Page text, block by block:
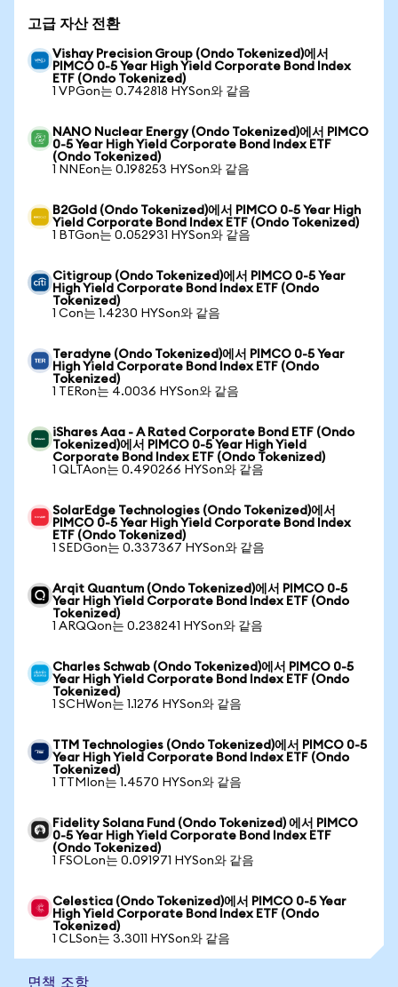
고급 자산 전환
Vishay Precision Group (Ondo Tokenized)에서
PIMCO 0-5 Year High Yield Corporate Bond Index
ETF (Ondo Tokenized)
1 VPGon는 0.742818 HYSon와 같음
NANO Nuclear Energy (Ondo Tokenized)에서 PIMCO
0-5 Year High Yield Corporate Bond Index ETF
(Ondo Tokenized)
1 NNEon는 0.198253 HYSon와 같음
B2Gold (Ondo Tokenized)에서 PIMCO 0-5 Year High
Yield Corporate Bond Index ETF (Ondo Tokenized)
1 BTGon는 0.052931 HYSon와 같음
Citigroup (Ondo Tokenized)에서 PIMCO 0-5 Year
High Yield Corporate Bond Index ETF (Ondo
Tokenized)
1 Con는 1.4230 HYSon와 같음
Teradyne (Ondo Tokenized)에서 PIMCO 0-5 Year
High Yield Corporate Bond Index ETF (Ondo
Tokenized)
1 TERon는 4.0036 HYSon와 같음
iShares Aaa - A Rated Corporate Bond ETF (Ondo
Tokenized)에서 PIMCO 0-5 Year High Yield
Corporate Bond Index ETF (Ondo Tokenized)
1 QLTAon는 0.490266 HYSon와 같음
SolarEdge Technologies (Ondo Tokenized)에서
PIMCO 0-5 Year High Yield Corporate Bond Index
ETF (Ondo Tokenized)
1 SEDGon는 0.337367 HYSon와 같음
Arqit Quantum (Ondo Tokenized)에서 PIMCO 0-5
Year High Yield Corporate Bond Index ETF (Ondo
Tokenized)
1 ARQQon는 0.238241 HYSon와 같음
Charles Schwab (Ondo Tokenized)에서 PIMCO 0-5
Year High Yield Corporate Bond Index ETF (Ondo
Tokenized)
1 SCHWon는 1.1276 HYSon와 같음
TTM Technologies (Ondo Tokenized)에서 PIMCO 0-5
Year High Yield Corporate Bond Index ETF (Ondo
Tokenized)
1 TTMIon는 1.4570 HYSon와 같음
Fidelity Solana Fund (Ondo Tokenized) 에서 PIMCO
0-5 Year High Yield Corporate Bond Index ETF
(Ondo Tokenized)
1 FSOLon는 0.091971 HYSon와 같음
Celestica (Ondo Tokenized)에서 PIMCO 0-5 Year
High Yield Corporate Bond Index ETF (Ondo
Tokenized)
1 CLSon는 3.3011 HYSon와 같음
면책 조항